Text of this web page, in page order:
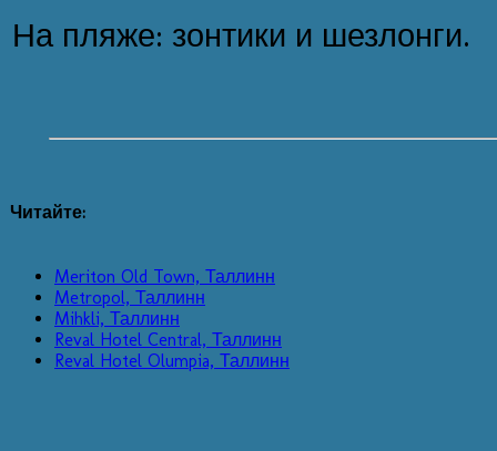
На пляже: зонтики и шезлонги.
Читайте:
Meriton Old Town, Таллинн
Metropol, Таллинн
Mihkli, Таллинн
Reval Hotel Central, Таллинн
Reval Hotel Olumpia, Таллинн